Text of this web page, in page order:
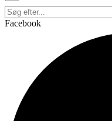
Facebook